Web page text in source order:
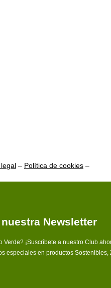
– Política de cookies –
Newsletter
¡Suscríbete a nuestro Club
especiales en productos Sostenibles,